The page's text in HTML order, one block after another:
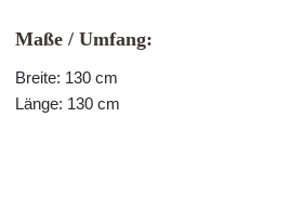
Maße / Umfang:
Breite: 130 cm
Länge: 130 cm